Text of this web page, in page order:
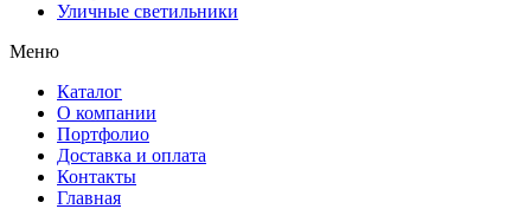
Уличные светильники
Меню
Каталог
О компании
Портфолио
Доставка и оплата
Контакты
Главная